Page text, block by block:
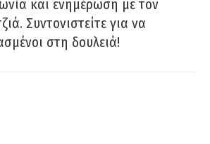
και ενημέρωση με τον
Συντονιστείτε για να
στη δουλειά!